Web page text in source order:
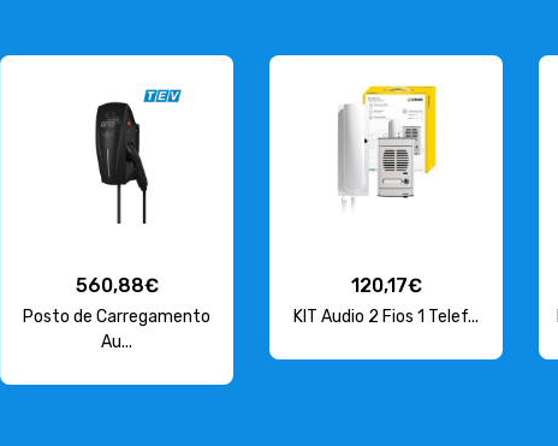
560,88€
Posto de Carregamento
Au...
120,17€
KIT Audio 2 Fios 1 Telef...